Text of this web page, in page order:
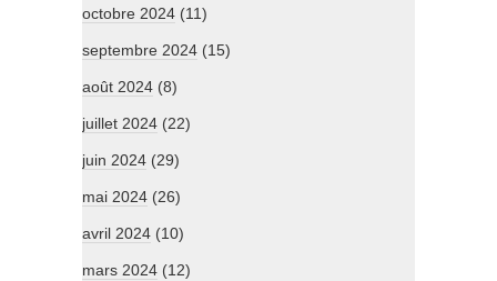
octobre 2024 (11)
septembre 2024 (15)
août 2024 (8)
juillet 2024 (22)
juin 2024 (29)
mai 2024 (26)
avril 2024 (10)
mars 2024 (12)